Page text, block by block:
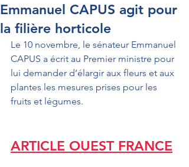
Emmanuel CAPUS agit pour
la filière horticole
Le 10 novembre, le sénateur Emmanuel
CAPUS a écrit au Premier ministre pour
lui demander d’élargir aux fleurs et aux
plantes les mesures prises pour les
fruits et légumes.
ARTICLE OUEST FRANCE